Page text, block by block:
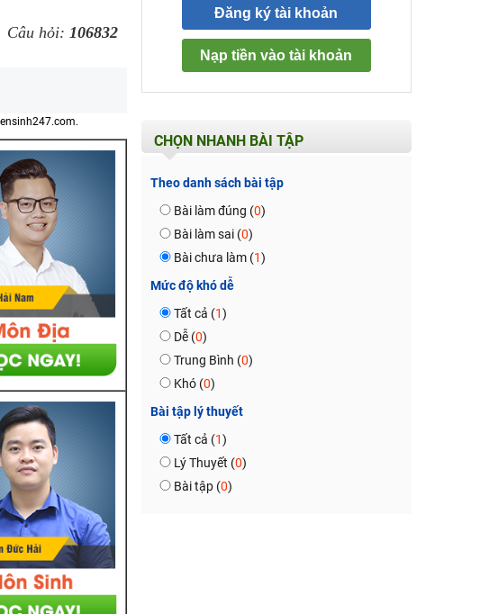
Câu hỏi: 106832
Đăng ký tài khoản
Nạp tiền vào tài khoản
CHỌN NHANH BÀI TẬP
Theo danh sách bài tập
Bài làm đúng (0)
Bài làm sai (0)
Bài chưa làm (1)
Mức độ khó dễ
Tất cả (1)
Dễ (0)
Trung Bình (0)
Khó (0)
Bài tập lý thuyết
Tất cả (1)
Lý Thuyết (0)
Bài tập (0)